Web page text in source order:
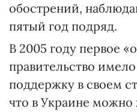
обострений,
пятый год подряд.
В 2005 году первое
правительство
поддержку в своем
что в Украине